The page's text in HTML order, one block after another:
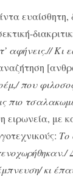
ευαίσθητη,
Κι
που
πιο
με
Το
κι